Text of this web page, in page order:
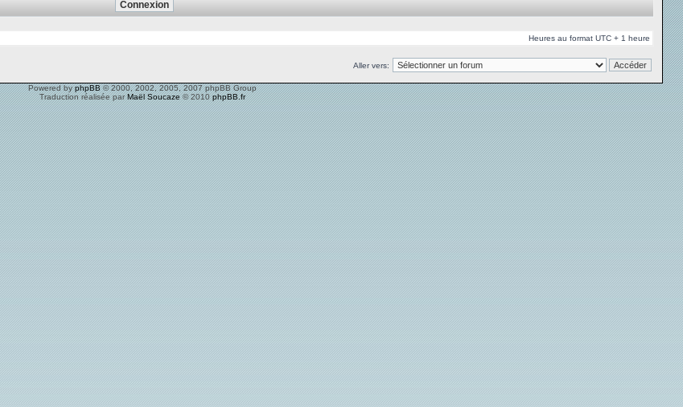
Heures au format UTC + 1 heure
Aller vers:
Powered byphpBB© 2000, 2002, 2005, 2007 phpBB Group
Traduction réalisée parMaël Soucaze© 2010phpBB.fr